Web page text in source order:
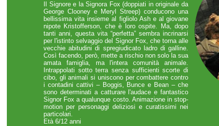
Il Signore e la Signora Fox (doppiati in originale da
George Clooney e Meryl Streep) conducono una
bellissima vita insieme al figliolo Ash e al giovane
nipote Kristofferson, che è loro ospite. Ma, dopo
tanti anni, questa vita “perfetta” sembra incrinarsi
per l'istinto selvaggio del Signor Fox, che torna alle
vecchie abitudini di spregiudicato ladro di galline.
Così facendo, però, mette a rischio non solo la sua
amata famiglia, ma l'intera comunità animale.
Intrappolati sotto terra senza sufficienti scorte di
cibo, gli animali si uniscono per combattere contro
i contadini cattivi – Boggis, Bunce e Bean – che
sono determinati a catturare l'audace e fantastico
Signor Fox a qualunque costo. Animazione in stop-
motion per personaggi deliziosi e curatissimi nei
particolari.
Età 6/12 anni